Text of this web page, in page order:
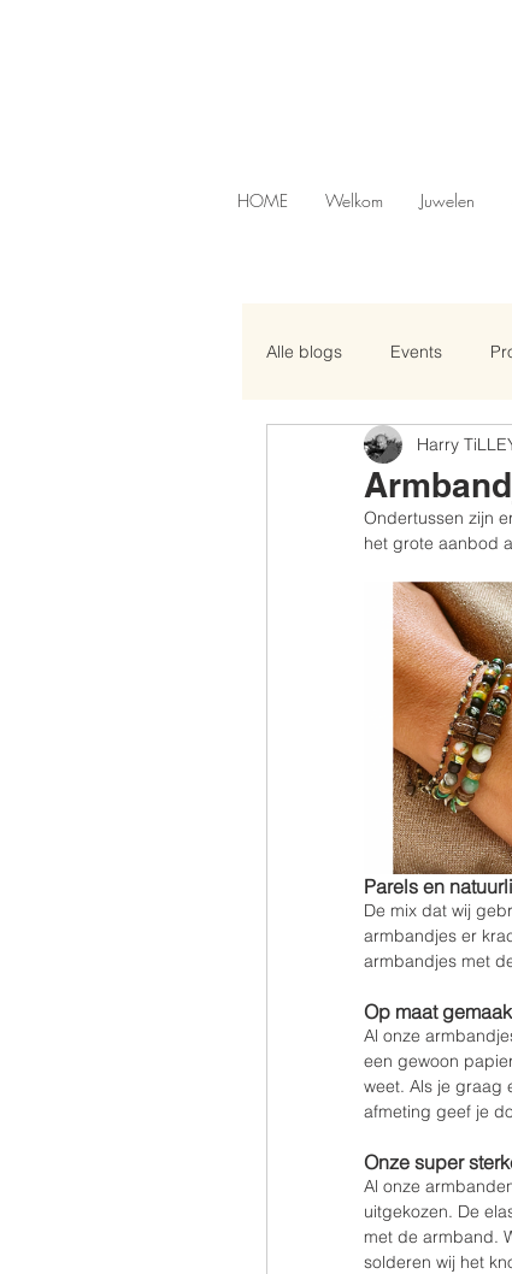
HOME Welkom Juwelen
Alle blogs Events
Harry
Ondertussen zijn
het grote aanbod
Parels en
De mix dat wij
armbandjes er
armbandjes met
Op maat
Al onze
een gewoon
weet. Als je graag
afmeting geef je
Onze super
Al onze
uitgekozen. De
met de armband.
solderen wij het